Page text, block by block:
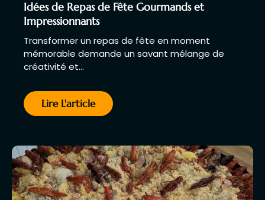
Idées de Repas de Fête Gourmands et
Impressionnants
Transformer un repas de fête en moment
mémorable demande un savant mélange de
créativité et…
Lire L'article